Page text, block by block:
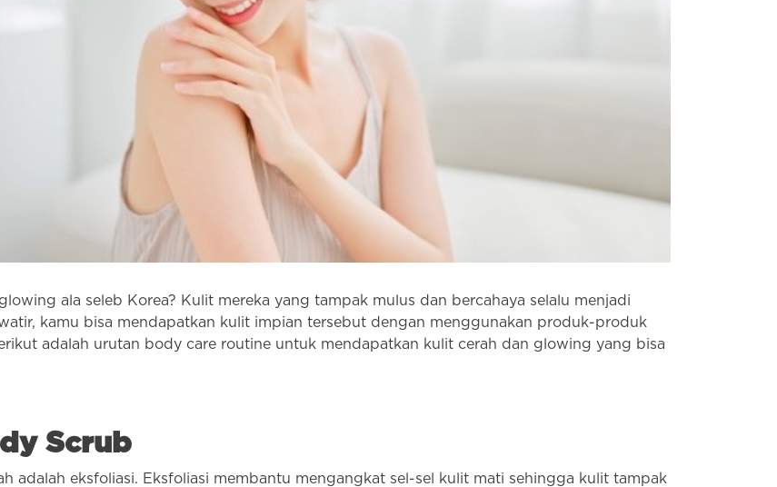
ala seleb Korea? Kulit mereka yang tampak mulus dan bercahaya selalu menjadi
kamu bisa mendapatkan kulit impian tersebut dengan menggunakan produk-produk
adalah urutan body care routine untuk mendapatkan kulit cerah dan glowing yang bisa
Scrub
adalah eksfoliasi. Eksfoliasi membantu mengangkat sel-sel kulit mati sehingga kulit tampak